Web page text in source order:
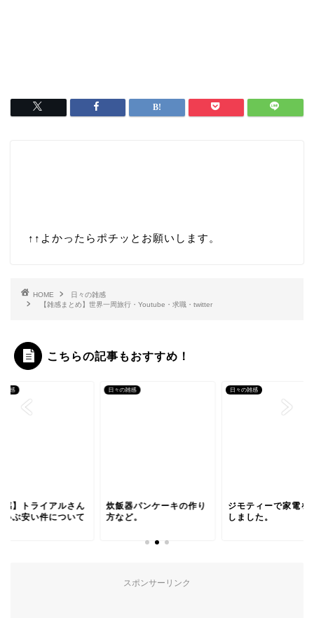
↑↑ よかったらポチッとお願いします。
HOME
日々の雑感
【雑感まとめ】世界一周旅行・Youtube・求職・twitter
こちらの記事もおすすめ！
雑感
感】トライアルさん
いぶ安い件について
日々の雑感
炊飯器パンケーキの作り
方など。
日々の雑感
ジモティーで家電を
しました。
スポンサーリンク